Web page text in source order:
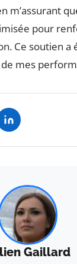
m’assurant
pour
Ce soutien a
mes
Gaillard